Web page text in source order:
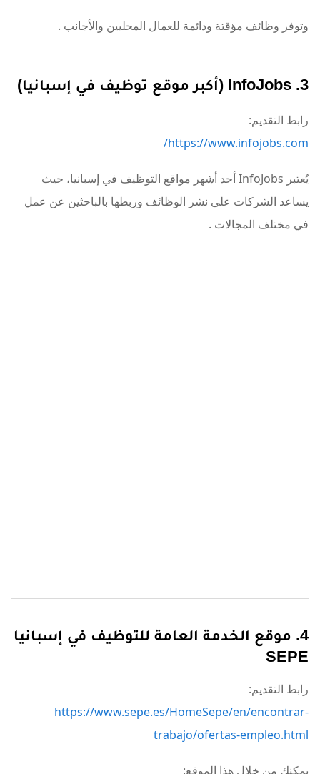
وتوفر وظائف مؤقتة ودائمة للعمال المحليين والأجانب .
3. InfoJobs (أكبر موقع توظيف في إسبانيا)
رابط التقديم:
https://www.infojobs.com/
يُعتبر InfoJobs أحد أشهر مواقع التوظيف في إسبانيا، حيث
يساعد الشركات على نشر الوظائف وربطها بالباحثين عن عمل
في مختلف المجالات .
4. موقع الخدمة العامة للتوظيف في إسبانيا
SEPE
رابط التقديم:
https://www.sepe.es/HomeSepe/en/encontrar-
trabajo/ofertas-empleo.html
يمكنك من خلال هذا الموقع: